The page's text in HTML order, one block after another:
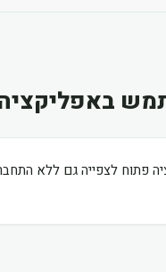
פתוח לצפייה גם ללא